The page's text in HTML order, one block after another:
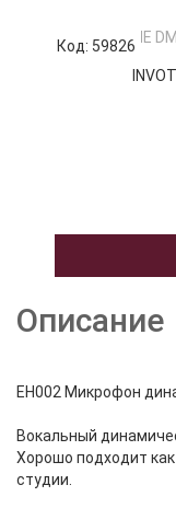
Код: 59826
Описание
EH002 Микрофон
Вокальный
Хорошо подходит
студии.